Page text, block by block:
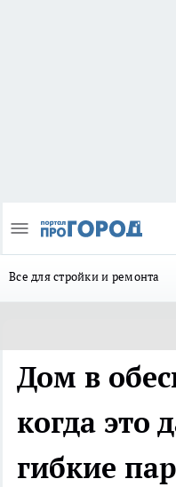
Все для стройки и ремонта
Дом в
когда это
гибкие